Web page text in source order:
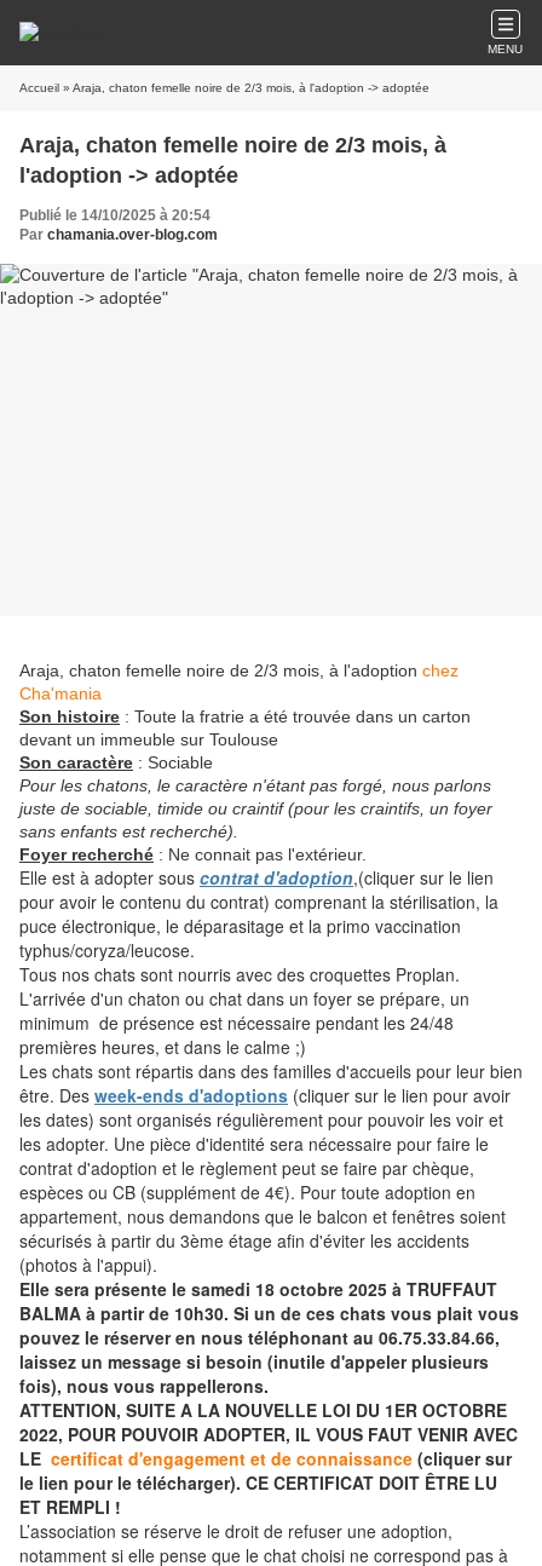
MENU
Accueil » Araja, chaton femelle noire de 2/3 mois, à l'adoption -> adoptée
Araja, chaton femelle noire de 2/3 mois, à
l'adoption -> adoptée
Publié le 14/10/2025 à 20:54
Par chamania.over-blog.com
Araja, chaton femelle noire de 2/3 mois, à l'adoption chez
Cha'mania
Son histoire : Toute la fratrie a été trouvée dans un carton
devant un immeuble sur Toulouse
Son caractère : Sociable
Pour les chatons, le caractère n'étant pas forgé, nous parlons
juste de sociable, timide ou craintif (pour les craintifs, un foyer
sans enfants est recherché).
Foyer recherché : Ne connait pas l'extérieur.
Elle est à adopter sous contrat d'adoption,(cliquer sur le lien
pour avoir le contenu du contrat) comprenant la stérilisation, la
puce électronique, le déparasitage et la primo vaccination
typhus/coryza/leucose.
Tous nos chats sont nourris avec des croquettes Proplan.
L'arrivée d'un chaton ou chat dans un foyer se prépare, un
minimum de présence est nécessaire pendant les 24/48
premières heures, et dans le calme ;)
Les chats sont répartis dans des familles d'accueils pour leur bien
être. Des week-ends d'adoptions (cliquer sur le lien pour avoir
les dates) sont organisés régulièrement pour pouvoir les voir et
les adopter. Une pièce d'identité sera nécessaire pour faire le
contrat d'adoption et le règlement peut se faire par chèque,
espèces ou CB (supplément de 4€). Pour toute adoption en
appartement, nous demandons que le balcon et fenêtres soient
sécurisés à partir du 3ème étage afin d'éviter les accidents
(photos à l'appui).
Elle sera présente le samedi 18 octobre 2025 à TRUFFAUT
BALMA à partir de 10h30. Si un de ces chats vous plait vous
pouvez le réserver en nous téléphonant au 06.75.33.84.66,
laissez un message si besoin (inutile d'appeler plusieurs
fois), nous vous rappellerons.
ATTENTION, SUITE A LA NOUVELLE LOI DU 1ER OCTOBRE
2022, POUR POUVOIR ADOPTER, IL VOUS FAUT VENIR AVEC
LE certificat d'engagement et de connaissance (cliquer sur
le lien pour le télécharger). CE CERTIFICAT DOIT ÊTRE LU
ET REMPLI !
L’association se réserve le droit de refuser une adoption,
notamment si elle pense que le chat choisi ne correspond pas à